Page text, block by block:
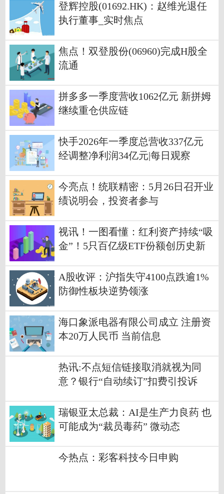
登辉控股(01692.HK)：赵维光退任
执行董事_实时焦点
焦点！双登股份(06960)完成H股全
流通
拼多多一季度营收1062亿元 新拼姆
继续重仓供应链
快手2026年一季度总营收337亿元
经调整净利润34亿元|每日观察
今亮点！统联精密：5月26日召开业
绩说明会，投资者参与
视讯！一图看懂：红利资产持续“吸
金”！5只百亿级ETF份额创历史新
A股收评：沪指失守4100点跌逾1%
防御性板块逆势领涨
海口象派电器有限公司成立 注册资
本20万人民币 当前信息
热讯:不点短信链接取消就视为同
意？银行“自动续订”扣费引投诉
瑞银亚太总裁：AI是生产力良药 也
可能成为“裁员毒药” 微动态
今热点：彩客科技今日申购